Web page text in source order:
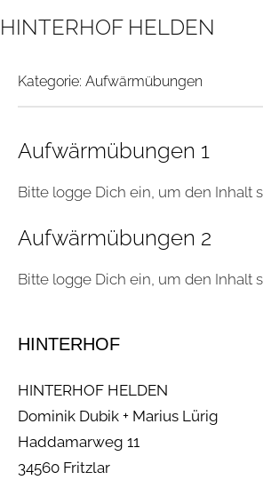
Inhalt
HINTERHOF HELDEN
modern
education
Kategorie: Aufwärmübungen
Aufwärmübungen 1
Bitte logge Dich ein, um den Inhalt
Aufwärmübungen 2
Bitte logge Dich ein, um den Inhalt
HINTERHOF
HINTERHOF HELDEN
Dominik Dubik + Marius Lürig
Haddamarweg 11
34560 Fritzlar